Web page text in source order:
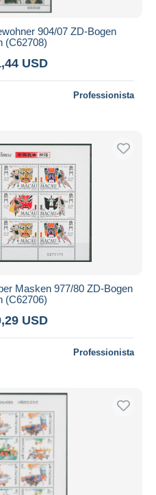
904/07 ZD-Bogen
(C62708)
USD
Professionista
Masken 977/80 ZD-Bogen
(C62706)
USD
Professionista